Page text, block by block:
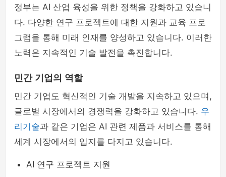
정부는 AI 산업 육성을 위한 정책을 강화하고 있습니
다. 다양한 연구 프로젝트에 대한 지원과 교육 프로
그램을 통해 미래 인재를 양성하고 있습니다. 이러한
노력은 지속적인 기술 발전을 촉진합니다.
민간 기업의 역할
민간 기업도 혁신적인 기술 개발을 지속하고 있으며,
글로벌 시장에서의 경쟁력을 강화하고 있습니다. 우
리기술과 같은 기업은 AI 관련 제품과 서비스를 통해
세계 시장에서의 입지를 다지고 있습니다.
AI 연구 프로젝트 지원